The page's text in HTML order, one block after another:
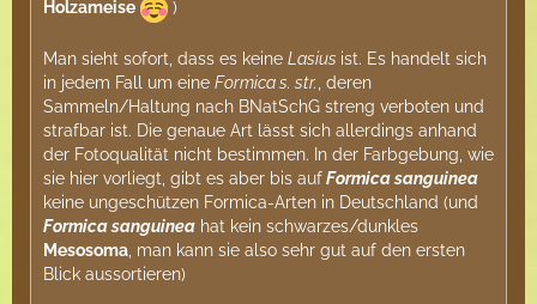
Holzameise
)
Man sieht sofort, dass es keine Lasius ist. Es handelt sich
in jedem Fall um eine Formica s. str. , deren
Sammeln/Haltung nach BNatSchG streng verboten und
strafbar ist. Die genaue Art lässt sich allerdings anhand
der Fotoqualität nicht bestimmen. In der Farbgebung, wie
sie hier vorliegt, gibt es aber bis aufFormica sanguinea
keine ungeschützen Formica-Arten in Deutschland (und
Formica sanguinea hat kein schwarzes/dunkles
Mesosoma , man kann sie also sehr gut auf den ersten
Blick aussortieren)